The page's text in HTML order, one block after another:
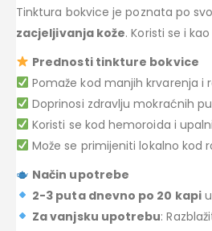
Tinktura bokvice je poznata po
zacjeljivanja kože. Koristi se i
Prednosti tinkture bokvice
Pomaže kod manjih krvarenja i
Doprinosi zdravlju mokraćnih
Koristi se kod hemoroida i
Može se primijeniti lokalno kod
Način upotrebe
2-3 puta dnevno po 20 kapi
Za vanjsku upotrebu: